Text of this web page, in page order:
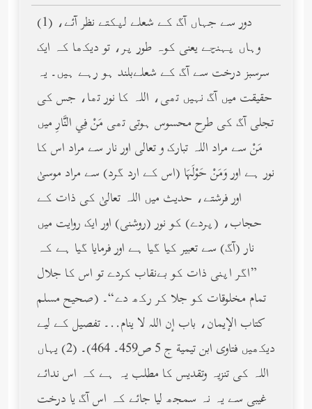
(1) دور سے جہاں آگ کے شعلے لپکتے نظر آئے،
وہاں پہنچے یعنی کوہ طور پر، تو دیکھا کہ ایک
سرسبز درخت سے آگ کے شعلےبلند ہو رہے ہیں۔ یہ
حقیقت میں آگ نہیں تھی، اللہ کا نور تھا، جس کی
تجلی آگ کی طرح محسوس ہوتی تھی مَنْ فِي النَّارِ میں
مَنْ سے مراد اللہ تبارک و تعالی اور نار سے مراد اس کا
نور ہے اور وَمَنْ حَوْلَهَا (اس کے ارد گرد) سے مراد موسیٰ
اور فرشتے، حدیث میں اللہ تعالیٰ کی ذات کے
حجاب، (پردے) کو نور (روشنی) اور ایک روایت میں
نار (آگ) سے تعبیر کیا گیا ہے اور فرمایا گیا ہے کہ
”اگر اپنی ذات کو بےنقاب کردے تو اس کا جلال
تمام مخلوقات کو جلا کر رکھ دے“۔ (صحيح مسلم
كتاب الإيمان، باب إن الله لا ينام..۔ تفصیل کے لیے
دیکھیں فتاوى ابن تيمية ج 5 ص459۔ 464)۔ (2) یہاں
اللہ کی تنزیہ وتقدیس کا مطلب یہ ہے کہ اس ندائے
غیبی سے یہ نہ سمجھ لیا جائے کہ اس آگ یا درخت